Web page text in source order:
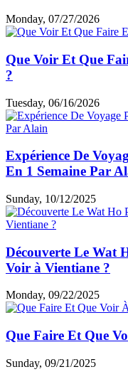
Monday, 07/27/2026
Que Voir Et Que
?
Tuesday, 06/16/2026
Expérience De
En 1 Semaine Par
Sunday, 10/12/2025
Découverte Le Wat
Voir à Vientiane ?
Monday, 09/22/2025
Que Faire Et Que
Sunday, 09/21/2025